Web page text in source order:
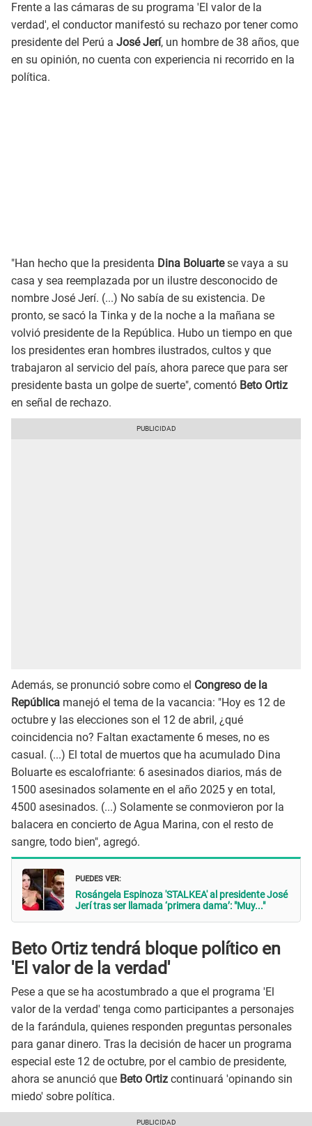
Frente a las cámaras de su programa 'El valor de la
verdad', el conductor manifestó su rechazo por tener como
presidente del Perú a José Jerí, un hombre de 38 años, que
en su opinión, no cuenta con experiencia ni recorrido en la
política.
"Han hecho que la presidenta Dina Boluartese vaya a su
casa y sea reemplazada por un ilustre desconocido de
nombre José Jerí. (...) No sabía de su existencia. De
pronto, se sacó la Tinka y de la noche a la mañana se
volvió presidente de la República. Hubo un tiempo en que
los presidentes eran hombres ilustrados, cultos y que
trabajaron al servicio del país, ahora parece que para ser
presidente basta un golpe de suerte", comentó Beto Ortiz
en señal de rechazo.
Además, se pronunció sobre como el Congreso de la
República manejó el tema de la vacancia: "Hoy es 12 de
octubre y las elecciones son el 12 de abril, ¿qué
coincidencia no? Faltan exactamente 6 meses, no es
casual. (...) El total de muertos que ha acumulado Dina
Boluarte es escalofriante: 6 asesinados diarios, más de
1500 asesinados solamente en el año 2025 y en total,
4500 asesinados. (...) Solamente se conmovieron por la
balacera en concierto de Agua Marina, con el resto de
sangre, todo bien", agregó.
PUEDES VER:
Rosángela Espinoza 'STALKEA' al presidente José
Jerí tras ser llamada ‘primera dama’: "Muy..."
Beto Ortiz tendrá bloque político en
'El valor de la verdad'
Pese a que se ha acostumbrado a que el programa 'El
valor de la verdad' tenga como participantes a personajes
de la farándula, quienes responden preguntas personales
para ganar dinero. Tras la decisión de hacer un programa
especial este 12 de octubre, por el cambio de presidente,
ahora se anunció que Beto Ortiz continuará 'opinando sin
miedo' sobre política.